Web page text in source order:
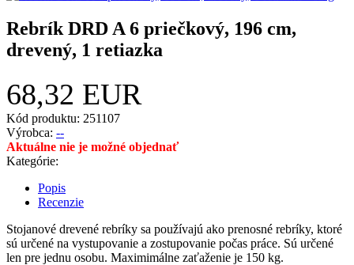
Rebrík DRD A 6 priečkový, 196 cm,
drevený, 1 retiazka
68,32 EUR
Kód produktu: 251107
Výrobca: --
Aktuálne nie je možné objednať
Kategórie:
Popis
Recenzie
Stojanové drevené rebríky sa používajú ako prenosné rebríky, ktoré
sú určené na vystupovanie a zostupovanie počas práce. Sú určené
len pre jednu osobu. Maximimálne zaťaženie je 150 kg.